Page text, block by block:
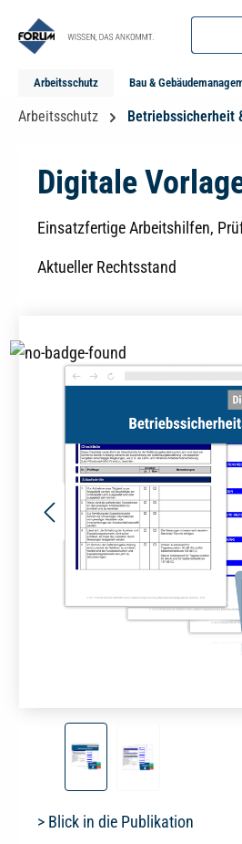
Zur Hauptnavigation
Arbeitsschutz Bau &
Arbeitsschutz Betriebssicherheit
Digitale
Einsatzfertige Arbeitshilfen,
Aktueller Rechtsstand
> Blick in die Publikation